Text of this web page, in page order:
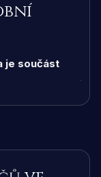
je součást